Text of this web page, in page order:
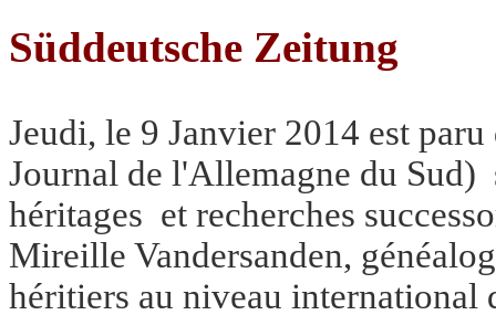
Süddeutsche Zeitung
Jeudi, le 9 Janvier 2014 est
Journal de l'Allemagne du
héritages et recherches
Mireille Vandersanden,
héritiers au niveau